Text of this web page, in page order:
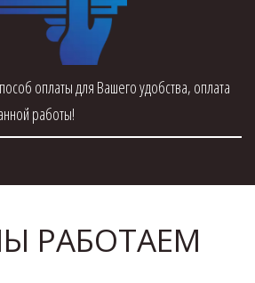
оплаты для Вашего удобства, оплата
работы!
РАБОТАЕМ